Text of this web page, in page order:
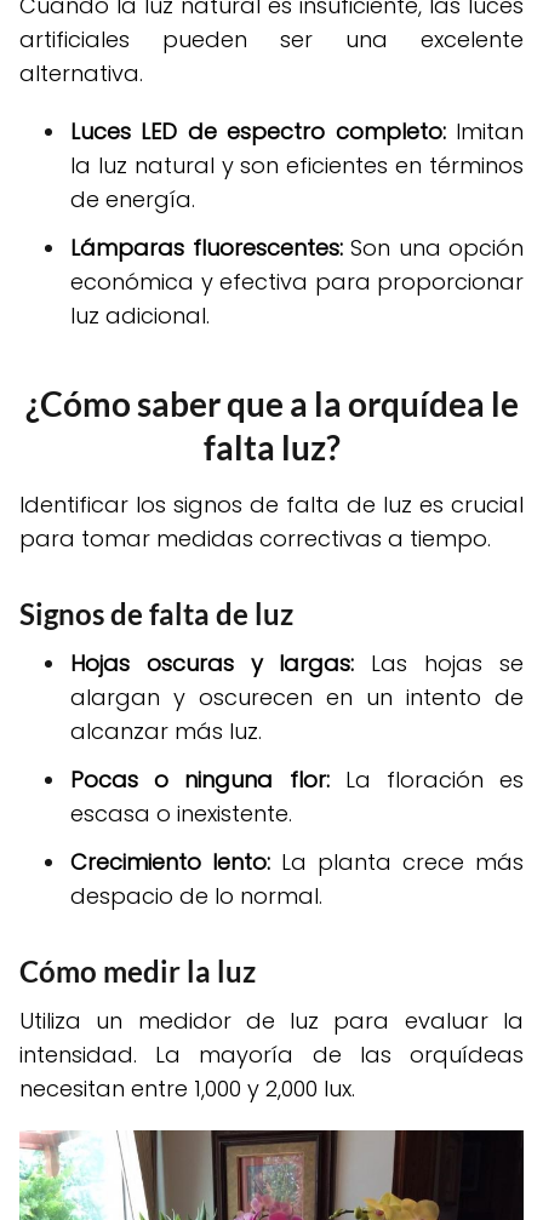
artificiales pueden ser una excelente
alternativa.
Luces LED de espectro completo:Imitan
la luz natural y son eficientes en términos
de energía.
Lámparas fluorescentes:Son una opción
económica y efectiva para proporcionar
luz adicional.
¿Cómo saber que a la orquídea le
falta luz?
Identificar los signos de falta de luz es crucial
para tomar medidas correctivas a tiempo.
Signos de falta de luz
Hojas oscuras y largas: Las hojas se
alargan y oscurecen en un intento de
alcanzar más luz.
Pocas o ninguna flor:La floración es
escasa o inexistente.
Crecimiento lento: La planta crece más
despacio de lo normal.
Cómo medir la luz
Utiliza un medidor de luz para evaluar la
intensidad. La mayoría de las orquídeas
necesitan entre 1,000 y 2,000 lux.